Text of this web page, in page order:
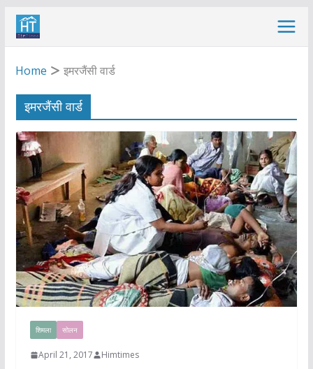
Skip
Home
इमरजैंसी वार्ड
इमरजैंसी वार्ड
शिमला सोलन
April 21, 2017 Himtimes